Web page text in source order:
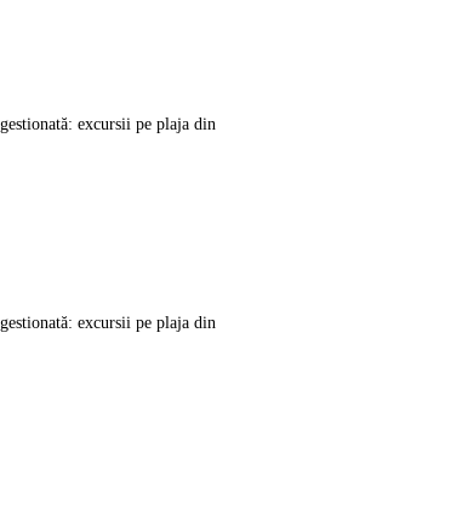
excursii pe plaja din
excursii pe plaja din